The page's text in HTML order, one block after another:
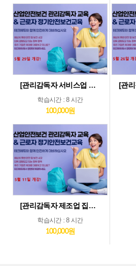
[관리감독자 서비스업 및 기타업 집체교육_5월29일] 기타업종 및 서비스업종 관리감독자 집체 교육...5월29일 개강
학습시간 : 8 시간
100,000원
[관리감독자 제조업 집체교육_5월11일] 제조업종 관리감독자 집체 교육...5월11일 개강
학습시간 : 8 시간
100,000원